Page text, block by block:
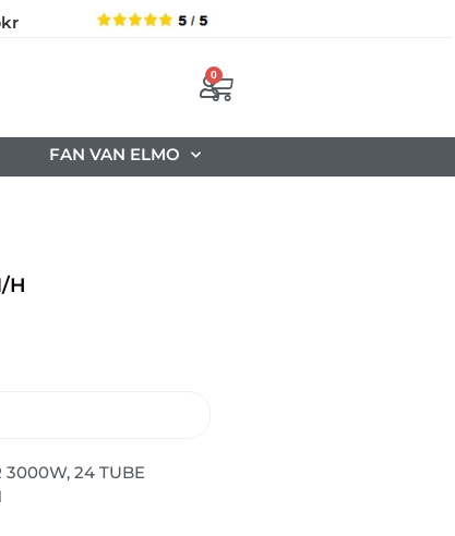
0
FAN VAN ELMO
H
3000W, 24 TUBE